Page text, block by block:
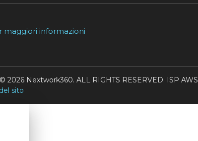
informazioni
Nextwork360. ALL RIGHTS RESERVED. ISP AWS
sito